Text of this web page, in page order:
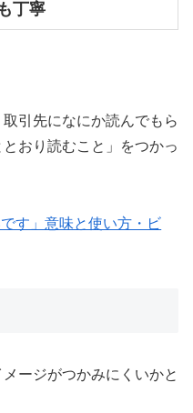
丁寧
引先になにか読んでもら
おり読むこと」をつかっ
す」意味と使い方・ビ
ージがつかみにくいかと